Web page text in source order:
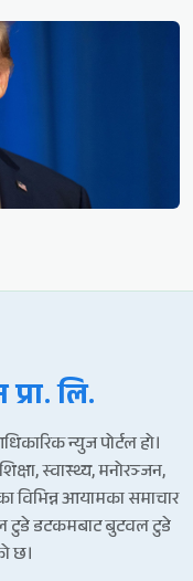
लि.
न्युज पोर्टल हो।
स्वास्थ्य, मनोरञ्जन,
विभिन्न आयामका समाचार
टुडे डटकमबाट बुटवल टुडे
छ।